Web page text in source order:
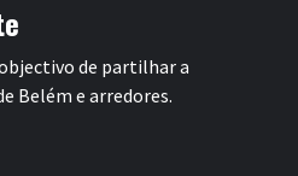
de partilhar a
Belém e arredores.